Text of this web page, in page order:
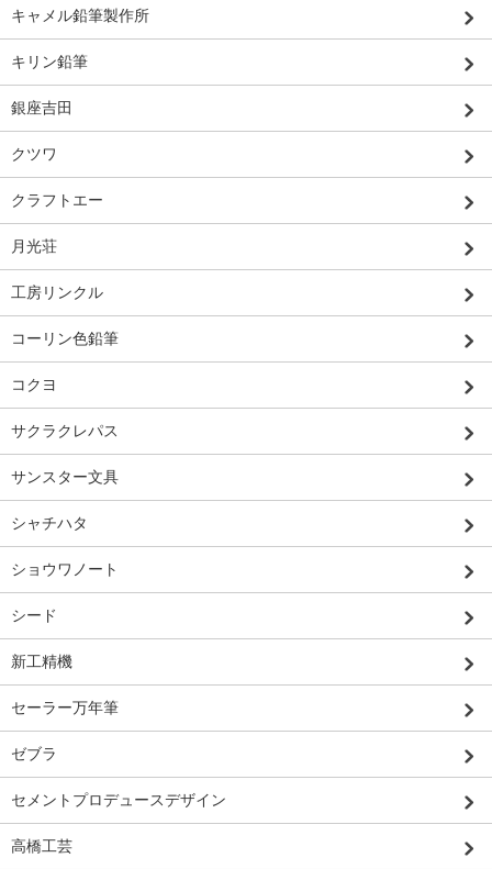
キャメル鉛筆製作所
キリン鉛筆
銀座吉田
クツワ
クラフトエー
月光荘
工房リンクル
コーリン色鉛筆
コクヨ
サクラクレパス
サンスター文具
シャチハタ
ショウワノート
シード
新工精機
セーラー万年筆
ゼブラ
セメントプロデュースデザイン
高橋工芸